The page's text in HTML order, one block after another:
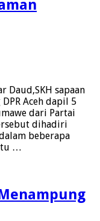
Daud,SKH sapaan
Aceh dapil 5
dari Partai
dihadiri
beberapa
itu …